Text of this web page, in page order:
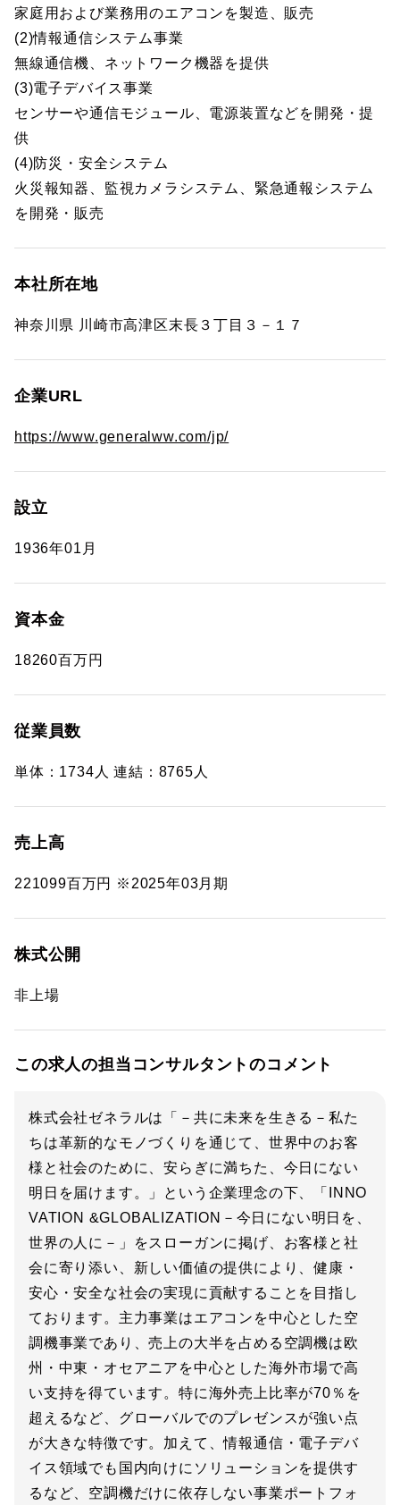
家庭用および業務用のエアコンを製造、販売
(2)情報通信システム事業
無線通信機、ネットワーク機器を提供
(3)電子デバイス事業
センサーや通信モジュール、電源装置などを開発・提
供
(4)防災・安全システム
火災報知器、監視カメラシステム、緊急通報システム
を開発・販売
本社所在地
神奈川県 川崎市高津区末長３丁目３－１７
企業URL
https://www.generalww.com/jp/
設立
1936年01月
資本金
18260百万円
従業員数
単体：1734人 連結：8765人
売上高
221099百万円 ※2025年03月期
株式公開
非上場
この求人の担当コンサルタントのコメント
株式会社ゼネラルは「－共に未来を生きる－私た
ちは革新的なモノづくりを通じて、世界中のお客
様と社会のために、安らぎに満ちた、今日にない
明日を届けます。」という企業理念の下、「INNO
VATION &GLOBALIZATION－今日にない明日を、
世界の人に－」をスローガンに掲げ、お客様と社
会に寄り添い、新しい価値の提供により、健康・
安心・安全な社会の実現に貢献することを目指し
ております。主力事業はエアコンを中心とした空
調機事業であり、売上の大半を占める空調機は欧
州・中東・オセアニアを中心とした海外市場で高
い支持を得ています。特に海外売上比率が70％を
超えるなど、グローバルでのプレゼンスが強い点
が大きな特徴です。加えて、情報通信・電子デバ
イス領域でも国内向けにソリューションを提供す
るなど、空調機だけに依存しない事業ポートフォ